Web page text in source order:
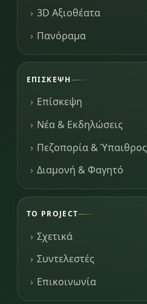
3D Αξιοθέατα
Πανόραμα
ΕΠΊΣΚΕΨΗ
Επίσκεψη
Νέα & Εκδηλώσεις
Πεζοπορία & Ύπαιθρος
Διαμονή & Φαγητό
ΤΟ PROJECT
Σχετικά
Συντελεστές
Επικοινωνία